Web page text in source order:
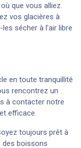
que vous alliez.
vos glacières à
sécher à l'air libre
en toute tranquillité
rencontrez un
à contacter notre
efficace.
toujours prêt à
des boissons